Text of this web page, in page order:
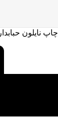
چاپ نایلون حبابدار